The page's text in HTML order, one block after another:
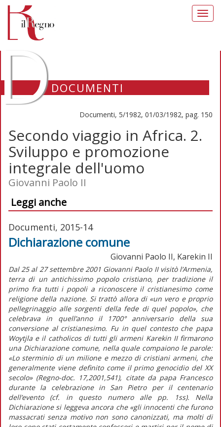
DOCUMENTI
Documenti, 5/1982, 01/03/1982, pag. 150
Secondo viaggio in Africa. 2.
Sviluppo e promozione
integrale dell'uomo
Giovanni Paolo II
Leggi anche
Documenti, 2015-14
Dichiarazione comune
Giovanni Paolo II, Karekin II
Dal 25 al 27 settembre 2001 Giovanni Paolo II visitò l’Armenia,
terra di un antichissimo popolo cristiano, per tradizione il
primo fra tutti i popoli a riconoscere il cristianesimo come
religione della nazione. Si trattò allora di «un vero e proprio
pellegrinaggio alle sorgenti della fede di quel popolo», che
celebrava in quell’anno il 1700° anniversario della sua
conversione al cristianesimo. Fu in quel contesto che papa
Woytjla e il catholicos di tutti gli armeni Karekin II firmarono
una Dichiarazione comune, nella quale compaiono le parole:
«Lo sterminio di un milione e mezzo di cristiani armeni, che
generalmente viene definito come il primo genocidio del XX
secolo» (Regno-doc. 17,2001,541), citate da papa Francesco
durante la celebrazione in San Pietro per il centenario
dell’evento (cf. in questo numero alle pp. 1ss). Nella
Dichiarazione si leggeva ancora che «gli innocenti che furono
massacrati senza motivo non sono canonizzati, ma molti di